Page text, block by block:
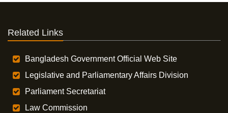
Related Links
Bangladesh Government Official Web Site
Legislative and Parliamentary Affairs Division
Parliament Secretariat
Law Commission